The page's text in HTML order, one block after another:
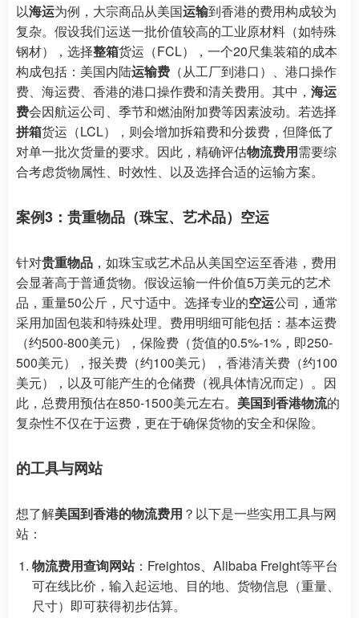
以海运为例，大宗商品从美国运输到香港的费用构成较为
复杂。假设我们运送一批价值较高的工业原材料（如特殊
钢材），选择整箱货运（FCL），一个20尺集装箱的成本
构成包括：美国内陆运输费 （从工厂到港口）、港口操作
费、海运费、香港的港口操作费和清关费用。其中， 海运
费会因航运公司、季节和燃油附加费等因素波动。若选择
拼箱货运（LCL），则会增加拆箱费和分拨费，但降低了
对单一批次货量的要求。因此，精确评估物流费用需要综
合考虑货物属性、时效性、以及选择合适的运输方案。
案例3：贵重物品（珠宝、艺术品）空运
针对贵重物品 ，如珠宝或艺术品从美国空运至香港，费用
会显著高于普通货物。假设运输一件价值5万美元的艺术
品，重量50公斤，尺寸适中。选择专业的空运公司，通常
采用加固包装和特殊处理。费用明细可能包括：基本运费
（约500-800美元），保险费（货值的0.5%-1%，即250-
500美元），报关费（约100美元），香港清关费（约100
美元），以及可能产生的仓储费（视具体情况而定）。因
此，总费用预估在850-1500美元左右。 美国到香港物流的
复杂性不仅在于运费，更在于确保货物的安全和保险。
的工具与网站
想了解美国到香港的物流费用 ？以下是一些实用工具与网
站：
物流费用查询网站：Freightos、Alibaba Freight等平台
可在线比价，输入起运地、目的地、货物信息（重量、
尺寸）即可获得初步估算。